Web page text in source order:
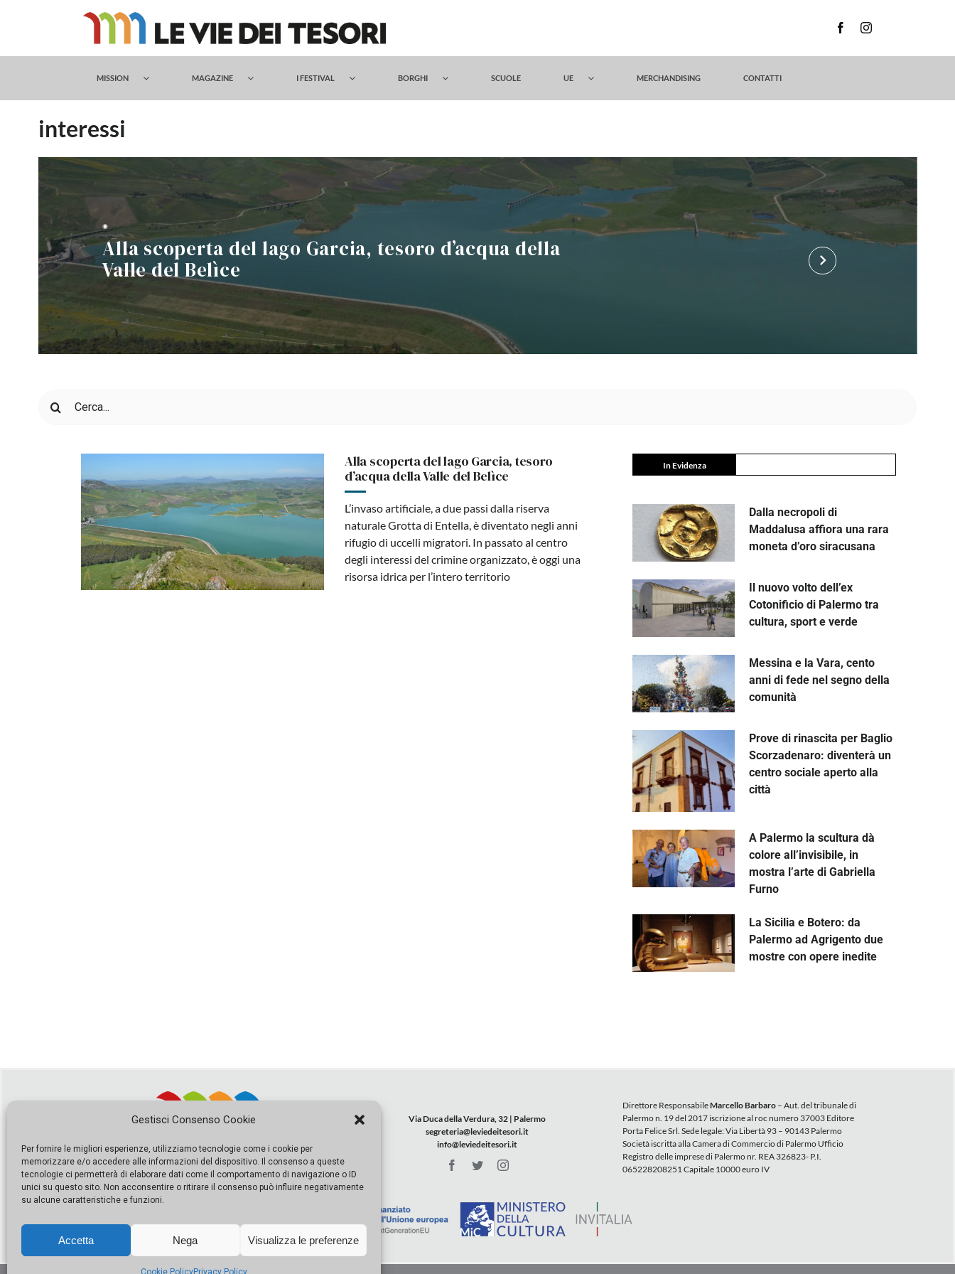
Gestisci Consenso Cookie
Per fornire le migliori esperienze, utilizziamo tecnologie come i cookie per
memorizzare e/o accedere alle informazioni del dispositivo. Il consenso a queste
tecnologie ci permetterà di elaborare dati come il comportamento di navigazione o ID
unici su questo sito. Non acconsentire o ritirare il consenso può influire negativamente
su alcune caratteristiche e funzioni.
Accetta Nega Visualizza le preferenze
Cookie PolicyPrivacy Policy
MISSION MAGAZINE I FESTIVAL BORGHI SCUOLE UE MERCHANDISING CONTATTI
interessi
◉
Alla scoperta del lago Garcia, tesoro d’acqua della
Valle del Belìce
keyboard_arrow_right
per:
Alla scoperta del lago Garcia, tesoro
d’acqua della Valle del Belìce
L’invaso artificiale, a due passi dalla riserva
naturale Grotta di Entella, è diventato negli anni
rifugio di uccelli migratori. In passato al centro
degli interessi del crimine organizzato, è oggi una
risorsa idrica per l’intero territorio
In Evidenza
Dalla necropoli di
Maddalusa affiora una rara
moneta d’oro siracusana
Il nuovo volto dell’ex
Cotonificio di Palermo tra
cultura, sport e verde
Messina e la Vara, cento
anni di fede nel segno della
comunità
Prove di rinascita per Baglio
Scorzadenaro: diventerà un
centro sociale aperto alla
città
A Palermo la scultura dà
colore all’invisibile, in
mostra l’arte di Gabriella
Furno
La Sicilia e Botero: da
Palermo ad Agrigento due
mostre con opere inedite
Via Duca della Verdura, 32 | Palermo
segreteria@leviedeitesori.it
info@leviedeitesori.it
Direttore ResponsabileMarcello Barbaro– Aut. del tribunale di
Palermo n. 19 del 2017 iscrizione al roc numero 37003 Editore
Porta Felice Srl. Sede legale: Via Libertà 93 – 90143 Palermo
Società iscritta alla Camera di Commercio di Palermo Ufficio
Registro delle imprese di Palermo nr. REA 326823- P.I.
065228208251 Capitale 10000 euro IV